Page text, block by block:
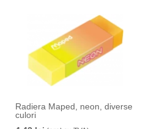
Radiera Maped, neon, diverse
culori